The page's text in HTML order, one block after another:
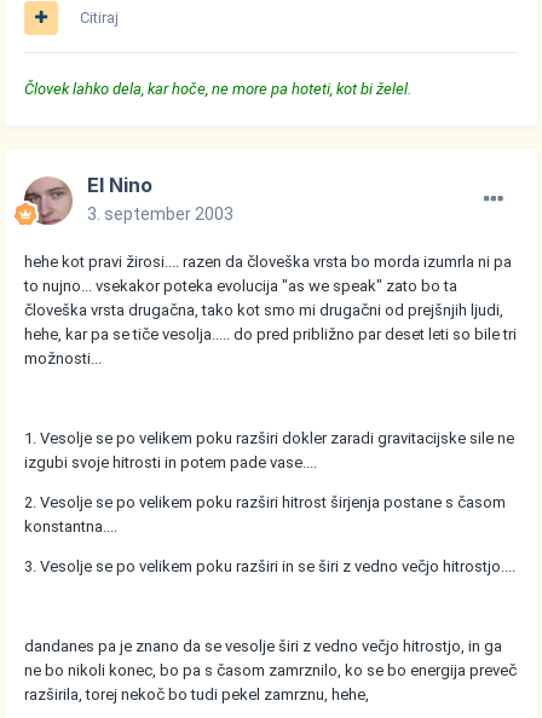
Citiraj
Človek lahko dela, kar hoče, ne more pa hoteti, kot bi želel.
El Nino
3. september 2003
hehe kot pravi žirosi.... razen da človeška vrsta bo morda izumrla ni pa
to nujno... vsekakor poteka evolucija "as we speak" zato bo ta
človeška vrsta drugačna, tako kot smo mi drugačni od prejšnjih ljudi,
hehe, kar pa se tiče vesolja..... do pred približno par deset leti so bile tri
možnosti...
1. Vesolje se po velikem poku razširi dokler zaradi gravitacijske sile ne
izgubi svoje hitrosti in potem pade vase....
2. Vesolje se po velikem poku razširi hitrost širjenja postane s časom
konstantna....
3. Vesolje se po velikem poku razširi in se širi z vedno večjo hitrostjo....
dandanes pa je znano da se vesolje širi z vedno večjo hitrostjo, in ga
ne bo nikoli konec, bo pa s časom zamrznilo, ko se bo energija preveč
razširila, torej nekoč bo tudi pekel zamrznu, hehe,